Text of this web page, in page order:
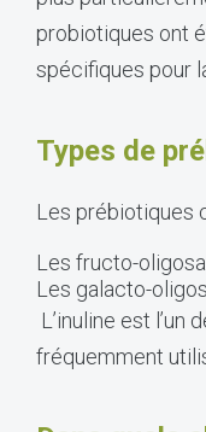
probiotiques ont
spécifiques pour
Types de
Les prébiotiques
Les fructo-
Les galacto-
L’inuline est l’un
fréquemment